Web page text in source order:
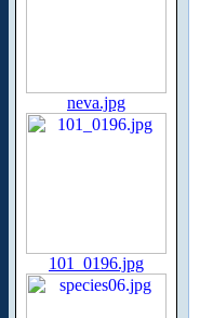
neva.jpg
101_0196.jpg